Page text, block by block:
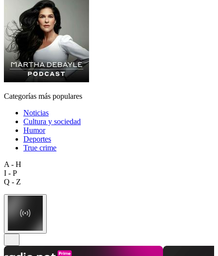
Categorías más populares
Noticias
Cultura y sociedad
Humor
Deportes
True crime
A - H
I - P
Q - Z